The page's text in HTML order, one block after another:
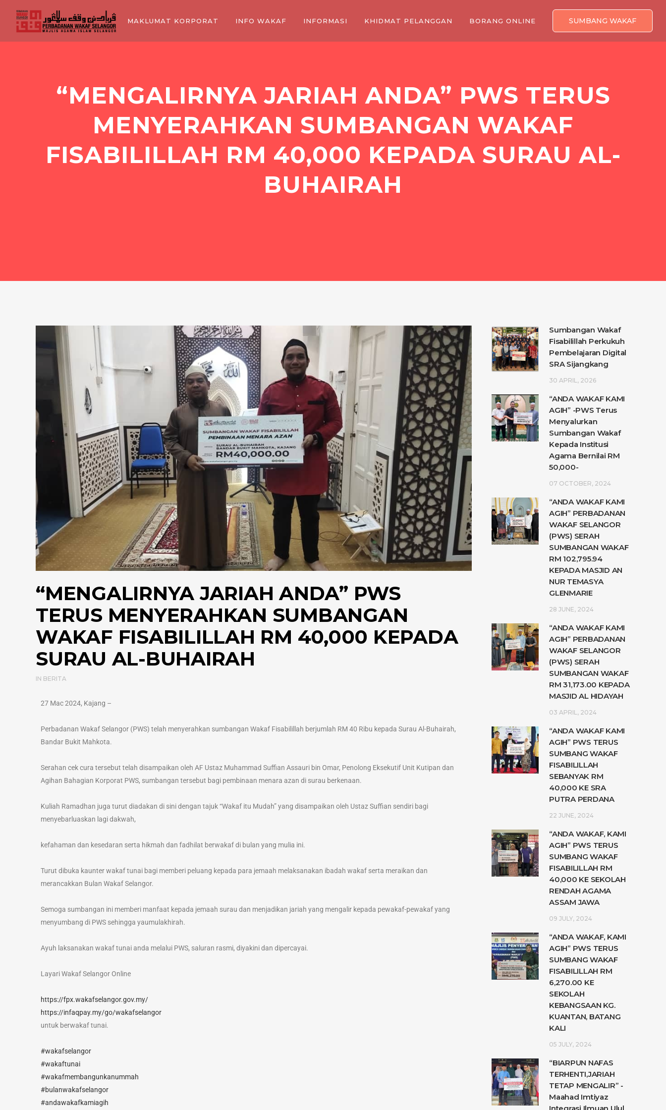
SUMBANG WAKAF
MAKLUMAT KORPORAT INFO WAKAF INFORMASI KHIDMAT PELANGGAN BORANG ONLINE
“MENGALIRNYA JARIAH ANDA” PWS TERUS
MENYERAHKAN SUMBANGAN WAKAF
FISABILILLAH RM 40,000 KEPADA SURAU AL-
BUHAIRAH
“MENGALIRNYA JARIAH ANDA” PWS
TERUS MENYERAHKAN SUMBANGAN
WAKAF FISABILILLAH RM 40,000 KEPADA
SURAU AL-BUHAIRAH
IN BERITA
27 Mac 2024, Kajang –
Perbadanan Wakaf Selangor (PWS) telah menyerahkan sumbangan Wakaf Fisabilillah berjumlah RM 40 Ribu kepada Surau Al-Buhairah,
Bandar Bukit Mahkota.
Serahan cek cura tersebut telah disampaikan oleh AF Ustaz Muhammad Suffian Assauri bin Omar, Penolong Eksekutif Unit Kutipan dan
Agihan Bahagian Korporat PWS, sumbangan tersebut bagi pembinaan menara azan di surau berkenaan.
Kuliah Ramadhan juga turut diadakan di sini dengan tajuk “Wakaf itu Mudah” yang disampaikan oleh Ustaz Suffian sendiri bagi
menyebarluaskan lagi dakwah,
kefahaman dan kesedaran serta hikmah dan fadhilat berwakaf di bulan yang mulia ini.
Turut dibuka kaunter wakaf tunai bagi memberi peluang kepada para jemaah melaksanakan ibadah wakaf serta meraikan dan
merancakkan Bulan Wakaf Selangor.
Semoga sumbangan ini memberi manfaat kepada jemaah surau dan menjadikan jariah yang mengalir kepada pewakaf-pewakaf yang
menyumbang di PWS sehingga yaumulakhirah.
Ayuh laksanakan wakaf tunai anda melalui PWS, saluran rasmi, diyakini dan dipercayai.
Layari Wakaf Selangor Online
https://fpx.wakafselangor.gov.my/
https://infaqpay.my/go/wakafselangor
untuk berwakaf tunai.
#wakafselangor
#wakaftunai
#wakafmembangunkanummah
#bulanwakafselangor
#andawakafkamiagih
Sumbangan Wakaf
Fisabilillah Perkukuh
Pembelajaran Digital
SRA Sijangkang
30 APRIL, 2026
“ANDA WAKAF KAMI
AGIH” -PWS Terus
Menyalurkan
Sumbangan Wakaf
Kepada Institusi
Agama Bernilai RM
50,000-
07 OCTOBER, 2024
“ANDA WAKAF KAMI
AGIH” PERBADANAN
WAKAF SELANGOR
(PWS) SERAH
SUMBANGAN WAKAF
RM 102,795.94
KEPADA MASJID AN
NUR TEMASYA
GLENMARIE
28 JUNE, 2024
“ANDA WAKAF KAMI
AGIH” PERBADANAN
WAKAF SELANGOR
(PWS) SERAH
SUMBANGAN WAKAF
RM 31,173.00 KEPADA
MASJID AL HIDAYAH
03 APRIL, 2024
“ANDA WAKAF KAMI
AGIH” PWS TERUS
SUMBANG WAKAF
FISABILILLAH
SEBANYAK RM
40,000 KE SRA
PUTRA PERDANA
22 JUNE, 2024
“ANDA WAKAF, KAMI
AGIH” PWS TERUS
SUMBANG WAKAF
FISABILILLAH RM
40,000 KE SEKOLAH
RENDAH AGAMA
ASSAM JAWA
09 JULY, 2024
“ANDA WAKAF, KAMI
AGIH” PWS TERUS
SUMBANG WAKAF
FISABILILLAH RM
6,270.00 KE
SEKOLAH
KEBANGSAAN KG.
KUANTAN, BATANG
KALI
05 JULY, 2024
“BIARPUN NAFAS
TERHENTI,JARIAH
TETAP MENGALIR” -
Maahad Imtiyaz